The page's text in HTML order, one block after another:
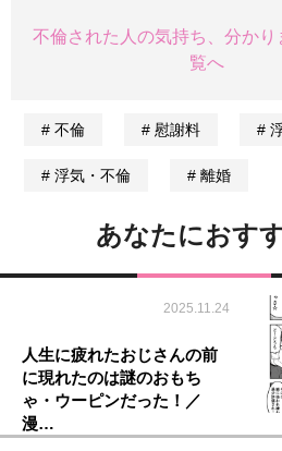
不倫された人の気持ち、分かり
覧へ
不倫 慰謝料
浮気・不倫 離婚
あなたにおす
2025.11.24
人生に疲れたおじさんの前
に現れたのは謎のおもち
ゃ・ウーピンだった！／
漫…